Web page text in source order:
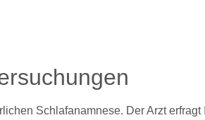
Schlafanamnese. Der Arzt